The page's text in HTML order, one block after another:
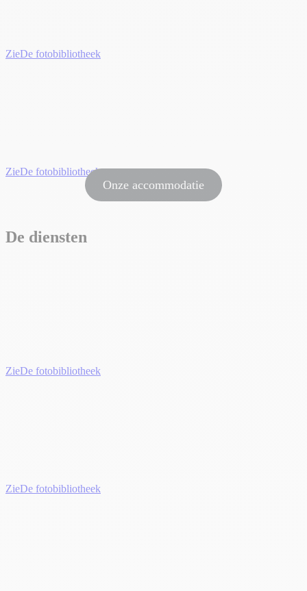
ZieDe fotobibliotheek
ZieDe fotobibliotheek
Onze accommodatie
De diensten
ZieDe fotobibliotheek
ZieDe fotobibliotheek